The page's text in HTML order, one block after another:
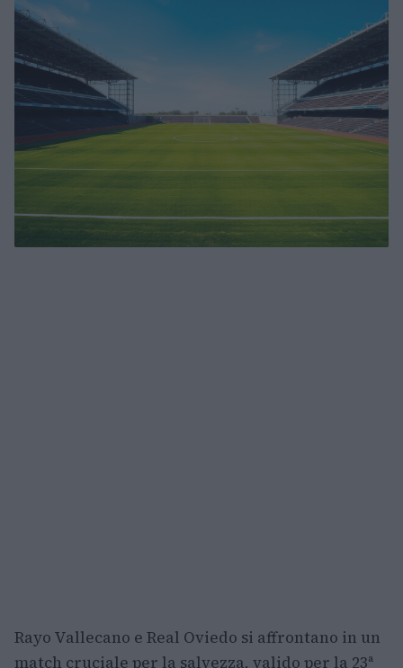
Rayo Vallecano e Real Oviedo si affrontano in un
match cruciale per la salvezza, valido per la 23ª